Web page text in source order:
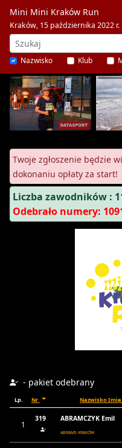
Mini Mini Kraków Run
Kraków, 15 października 2022 r.
Nazwisko Klub
Twoje zgłoszenie będzie
dokonaniu opłaty za start!
Liczba zawodników :
Odebrało numery:
- pakiet odebrany
Lp. Nr Nazwisko Imię
1
319 ABRAMCZYK Emil
ABRAMS KRAKÓW